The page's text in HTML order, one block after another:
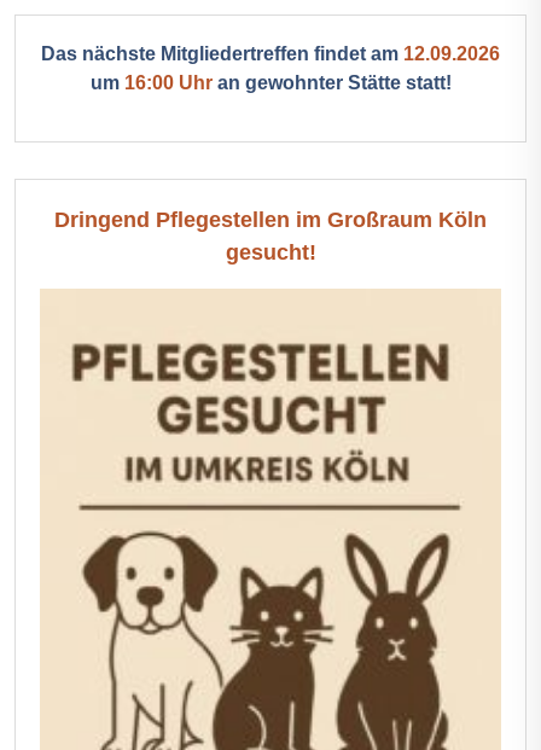
Das nächste Mitgliedertreffen findet am 12.09.2026
um 16:00 Uhran gewohnter Stätte statt!
Dringend Pflegestellen im Großraum Köln
gesucht!